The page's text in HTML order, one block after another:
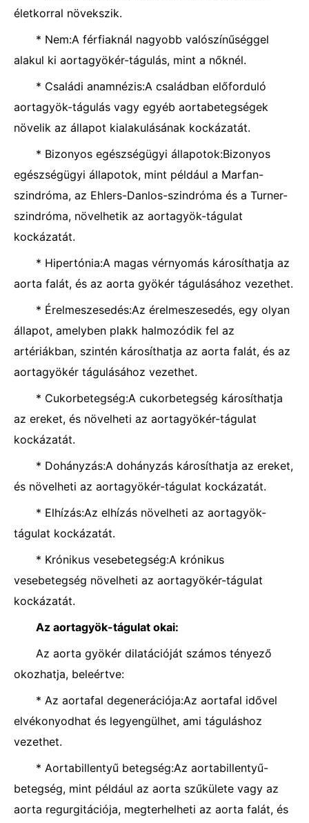
életkorral növekszik.
* Nem:A férfiaknál nagyobb valószínűséggel
alakul ki aortagyökér-tágulás, mint a nőknél.
* Családi anamnézis:A családban előforduló
aortagyök-tágulás vagy egyéb aortabetegségek
növelik az állapot kialakulásának kockázatát.
* Bizonyos egészségügyi állapotok:Bizonyos
egészségügyi állapotok, mint például a Marfan-
szindróma, az Ehlers-Danlos-szindróma és a Turner-
szindróma, növelhetik az aortagyök-tágulat
kockázatát.
* Hipertónia:A magas vérnyomás károsíthatja az
aorta falát, és az aorta gyökér tágulásához vezethet.
* Érelmeszesedés:Az érelmeszesedés, egy olyan
állapot, amelyben plakk halmozódik fel az
artériákban, szintén károsíthatja az aorta falát, és az
aortagyökér tágulásához vezethet.
* Cukorbetegség:A cukorbetegség károsíthatja
az ereket, és növelheti az aortagyökér-tágulat
kockázatát.
* Dohányzás:A dohányzás károsíthatja az ereket,
és növelheti az aortagyökér-tágulat kockázatát.
* Elhízás:Az elhízás növelheti az aortagyök-
tágulat kockázatát.
* Krónikus vesebetegség:A krónikus
vesebetegség növelheti az aortagyökér-tágulat
kockázatát.
Az aortagyök-tágulat okai:
Az aorta gyökér dilatációját számos tényező
okozhatja, beleértve:
* Az aortafal degenerációja:Az aortafal idővel
elvékonyodhat és legyengülhet, ami táguláshoz
vezethet.
* Aortabillentyű betegség:Az aortabillentyű-
betegség, mint például az aorta szűkülete vagy az
aorta regurgitációja, megterhelheti az aorta falát, és